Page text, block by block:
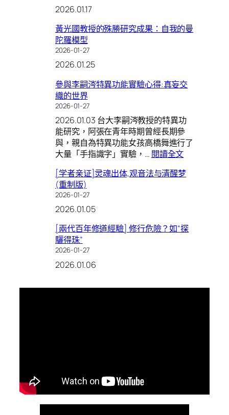
織
2026.01.17
黃光國教授的殊勝研究成果：自我的曼
陀羅模型
2026-01-27
2026.01.25
參與李嗣涔特異功能實驗心得:真妄交
織的世界
2026-01-27
2026.01.03 台大李嗣涔教授的特異功
能研究，阿張在青年時期曾經長期參
與，親自為特異功能女孩高橋舞進行了
大量「手指識字」實驗，… 閱讀全文:
與
異
心
[学者亲证]灵魂出体,观音法与清醒梦
(重制版)
2026-01-27
2026.01.05
[兩代百年修道經驗] 修行危險？如“探
驪得珠”
2026-01-27
2026.01.06